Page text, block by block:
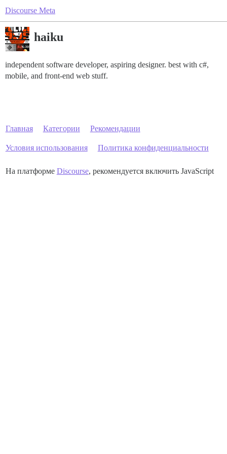
Discourse Meta
haiku
independent software developer, aspiring designer. best with c#,
mobile, and front-end web stuff.
Главная Категории Рекомендации
Условия использования Политика конфиденциальности
На платформе Discourse, рекомендуется включить JavaScript